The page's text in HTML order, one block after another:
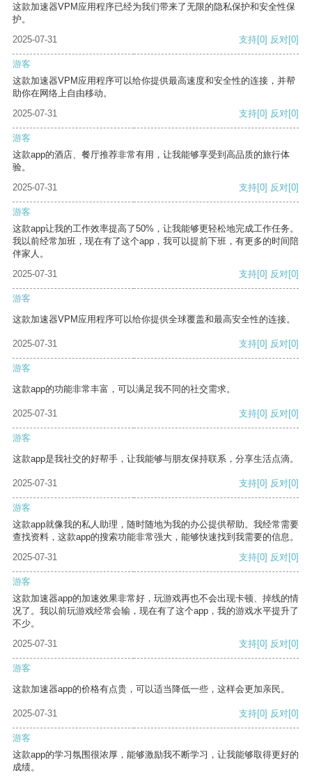
这款加速器VPM应用程序已经为我们带来了无限的隐私保护和安全性保
护。
2025-07-31
支持[0] 反对[0]
游客
这款加速器VPM应用程序可以给你提供最高速度和安全性的连接，并帮
助你在网络上自由移动。
2025-07-31
支持[0] 反对[0]
游客
这款app的酒店、餐厅推荐非常有用，让我能够享受到高品质的旅行体
验。
2025-07-31
支持[0] 反对[0]
游客
这款app让我的工作效率提高了50%，让我能够更轻松地完成工作任务。
我以前经常加班，现在有了这个app，我可以提前下班，有更多的时间陪
伴家人。
2025-07-31
支持[0] 反对[0]
游客
这款加速器VPM应用程序可以给你提供全球覆盖和最高安全性的连接。
2025-07-31 支持[0] 反对[0]
游客
这款app的功能非常丰富，可以满足我不同的社交需求。
2025-07-31 支持[0] 反对[0]
游客
这款app是我社交的好帮手，让我能够与朋友保持联系，分享生活点滴。
2025-07-31 支持[0] 反对[0]
游客
这款app就像我的私人助理，随时随地为我的办公提供帮助。我经常需要
查找资料，这款app的搜索功能非常强大，能够快速找到我需要的信息。
2025-07-31
支持[0] 反对[0]
游客
这款加速器app的加速效果非常好，玩游戏再也不会出现卡顿、掉线的情
况了。我以前玩游戏经常会输，现在有了这个app，我的游戏水平提升了
不少。
2025-07-31
支持[0] 反对[0]
游客
这款加速器app的价格有点贵，可以适当降低一些，这样会更加亲民。
2025-07-31 支持[0] 反对[0]
游客
这款app的学习氛围很浓厚，能够激励我不断学习，让我能够取得更好的
成绩。